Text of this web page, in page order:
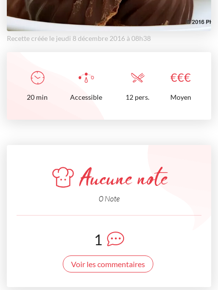
Recette créée le jeudi 8 décembre 2016 à 08h38
€€€
20 min Accessible 12 pers. Moyen
Aucune note
0 Note
1
Voir les commentaires